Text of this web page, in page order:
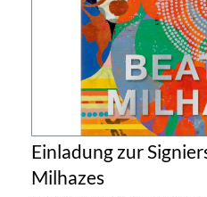
Einladung zur
Milhazes